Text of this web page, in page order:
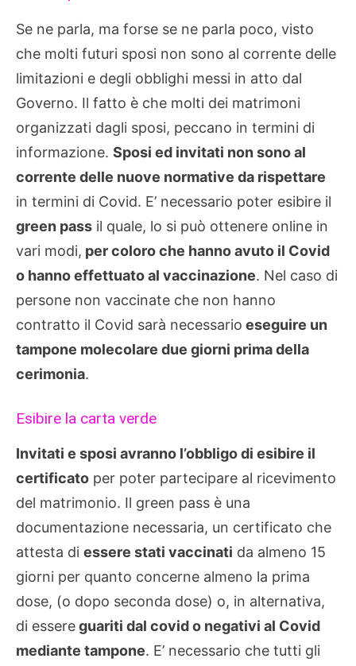
Se ne parla, ma forse se ne parla poco, visto
che molti futuri sposi non sono al corrente delle
limitazioni e degli obblighi messi in atto dal
Governo. Il fatto è che molti dei matrimoni
organizzati dagli sposi, peccano in termini di
informazione. Sposi ed invitati non sono al
corrente delle nuove normative da rispettare
in termini di Covid. E’ necessario poter esibire il
green pass il quale, lo si può ottenere online in
vari modi, per coloro che hanno avuto il Covid
o hanno effettuato al vaccinazione. Nel caso di
persone non vaccinate che non hanno
contratto il Covid sarà necessario eseguire un
tampone molecolare due giorni prima della
cerimonia.
Esibire la carta verde
Invitati e sposi avranno l’obbligo di esibire il
certificato per poter partecipare al ricevimento
del matrimonio. Il green pass è una
documentazione necessaria, un certificato che
attesta di essere stati vaccinati da almeno 15
giorni per quanto concerne almeno la prima
dose, (o dopo seconda dose) o, in alternativa,
di essereguariti dal covid o negativi al Covid
mediante tampone. E’ necessario che tutti gli